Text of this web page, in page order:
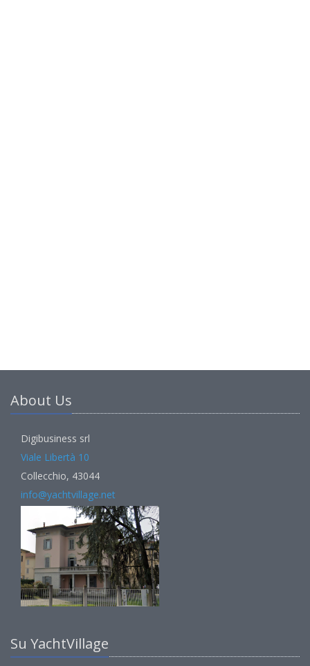
About Us
Digibusiness srl
Viale Libertà 10
Collecchio, 43044
info@yachtvillage.net
Su YachtVillage